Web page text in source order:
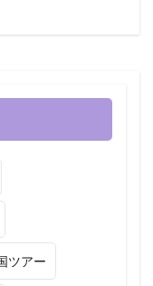
ツアー